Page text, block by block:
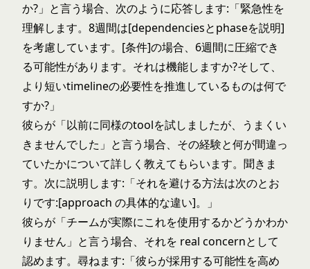
か?」と言う場合、次のように応答します:「緊急性を
理解します。8週間は[dependenciesとphaseを説明]
を考慮しています。[条件]の場合、6週間に圧縮でき
る可能性があります。それは機能しますか?そして、
より短いtimelineの必要性を推進しているものは何で
すか?」
彼らが「以前に同様のtoolを試しましたが、うまくい
きませんでした」と言う場合、その経験と何が間違っ
ていたかについて詳しく教えてもらいます。聞きま
す。次に説明します:「それを避ける方法は次のとお
りです:[approach の具体的な違い]。」
彼らが「チームが実際にこれを使用するかどうかわか
りません」と言う場合、それを real concernとして
認めます。尋ねます:「彼らが採用する可能性を高め